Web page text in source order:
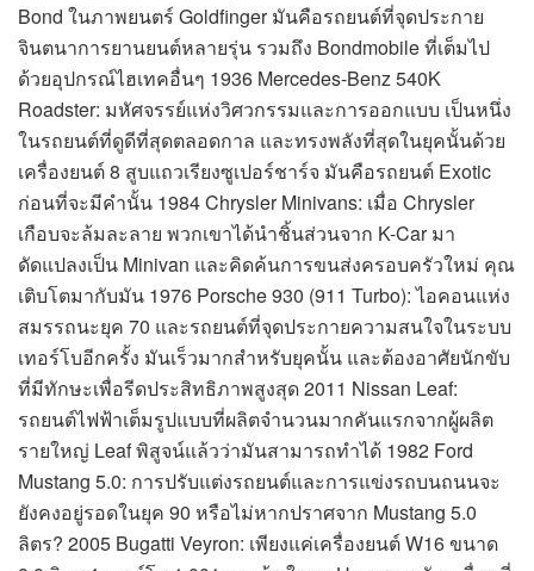
Bond ในภาพยนตร์ Goldfinger มันคือรถยนต์ที่จุดประกาย
จินตนาการยานยนต์หลายรุ่น รวมถึง Bondmobile ที่เต็มไป
ด้วยอุปกรณ์ไฮเทคอื่นๆ 1936 Mercedes-Benz 540K
Roadster: มหัศจรรย์แห่งวิศวกรรมและการออกแบบ เป็นหนึ่ง
ในรถยนต์ที่ดูดีที่สุดตลอดกาล และทรงพลังที่สุดในยุคนั้นด้วย
เครื่องยนต์ 8 สูบแถวเรียงซูเปอร์ชาร์จ มันคือรถยนต์ Exotic
ก่อนที่จะมีคำนั้น 1984 Chrysler Minivans: เมื่อ Chrysler
เกือบจะล้มละลาย พวกเขาได้นำชิ้นส่วนจาก K-Car มา
ดัดแปลงเป็น Minivan และคิดค้นการขนส่งครอบครัวใหม่ คุณ
เติบโตมากับมัน 1976 Porsche 930 (911 Turbo): ไอคอนแห่ง
สมรรถนะยุค 70 และรถยนต์ที่จุดประกายความสนใจในระบบ
เทอร์โบอีกครั้ง มันเร็วมากสำหรับยุคนั้น และต้องอาศัยนักขับ
ที่มีทักษะเพื่อรีดประสิทธิภาพสูงสุด 2011 Nissan Leaf:
รถยนต์ไฟฟ้าเต็มรูปแบบที่ผลิตจำนวนมากคันแรกจากผู้ผลิต
รายใหญ่ Leaf พิสูจน์แล้วว่ามันสามารถทำได้ 1982 Ford
Mustang 5.0: การปรับแต่งรถยนต์และการแข่งรถบนถนนจะ
ยังคงอยู่รอดในยุค 90 หรือไม่หากปราศจาก Mustang 5.0
ลิตร? 2005 Bugatti Veyron: เพียงแค่เครื่องยนต์ W16 ขนาด